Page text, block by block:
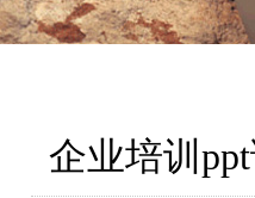
企业培训